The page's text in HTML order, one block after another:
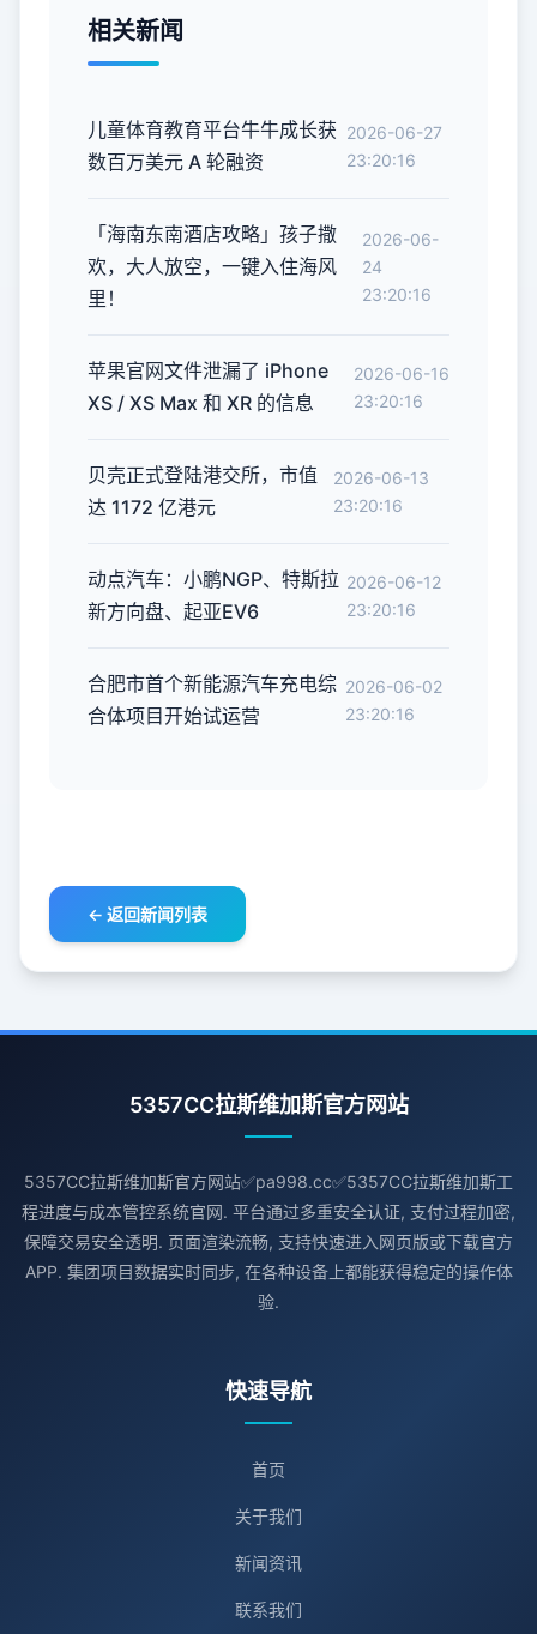
相关新闻
儿童体育教育平台牛牛成长获
数百万美元 A 轮融资
2026-06-27
23:20:16
「海南东南酒店攻略」孩子撒
欢，大人放空，一键入住海风
里！
2026-06-
24
23:20:16
苹果官网文件泄漏了 iPhone
XS / XS Max 和 XR 的信息
2026-06-16
23:20:16
贝壳正式登陆港交所，市值
达 1172 亿港元
2026-06-13
23:20:16
动点汽车：小鹏NGP、特斯拉
新方向盘、起亚EV6
2026-06-12
23:20:16
合肥市首个新能源汽车充电综
合体项目开始试运营
2026-06-02
23:20:16
← 返回新闻列表
5357CC拉斯维加斯官方网站
5357CC拉斯维加斯官方网站✅pa998.cc✅5357CC拉斯维加斯工
程进度与成本管控系统官网. 平台通过多重安全认证, 支付过程加密,
保障交易安全透明. 页面渲染流畅, 支持快速进入网页版或下载官方
APP. 集团项目数据实时同步, 在各种设备上都能获得稳定的操作体
验.
快速导航
首页
关于我们
新闻资讯
联系我们